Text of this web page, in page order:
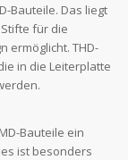
Bauteile. Das liegt
für die
ermöglicht. THD-
in die Leiterplatte
Bauteile ein
ist besonders